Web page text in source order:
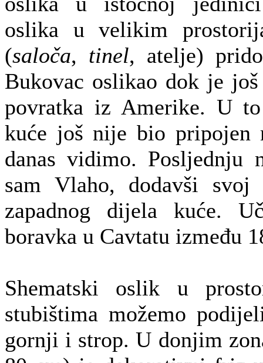
oslika u velikim
(saloča, tinel, atelje)
Bukovac oslikao dok je
povratka iz Amerike. U
kuće još nije bio pripojen
danas vidimo. Posljednju
sam Vlaho, dodavši
zapadnog dijela kuće.
boravka u Cavtatu između
Shematski oslik u
stubištima možemo
gornji i strop. U donjim